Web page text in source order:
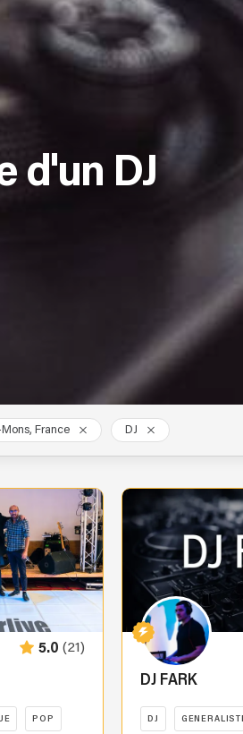
d'un DJ
France DJ
5.0 (21)
POP
DJ FARK
DJ